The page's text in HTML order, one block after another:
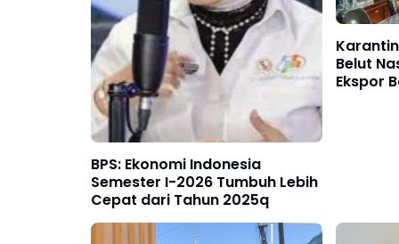
BPS: Ekonomi Indonesia
Semester I-2026 Tumbuh Lebih
Cepat dari Tahun 2025q
Belut
Ekspor